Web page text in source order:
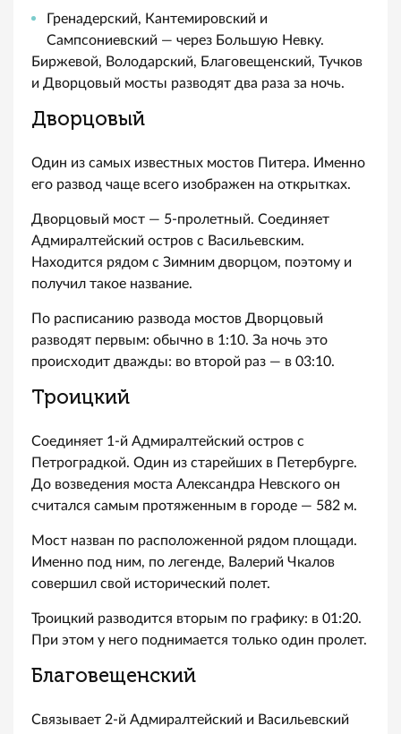
Гренадерский, Кантемировский и
Сампсониевский — через Большую Невку.
Биржевой, Володарский, Благовещенский, Тучков
и Дворцовый мосты разводят два раза за ночь.
Дворцовый
Один из самых известных мостов Питера. Именно
его развод чаще всего изображен на открытках.
Дворцовый мост — 5-пролетный. Соединяет
Адмиралтейский остров с Васильевским.
Находится рядом с Зимним дворцом, поэтому и
получил такое название.
По расписанию развода мостов Дворцовый
разводят первым: обычно в 1:10. За ночь это
происходит дважды: во второй раз — в 03:10.
Троицкий
Соединяет 1-й Адмиралтейский остров с
Петроградкой. Один из старейших в Петербурге.
До возведения моста Александра Невского он
считался самым протяженным в городе — 582 м.
Мост назван по расположенной рядом площади.
Именно под ним, по легенде, Валерий Чкалов
совершил свой исторический полет.
Троицкий разводится вторым по графику: в 01:20.
При этом у него поднимается только один пролет.
Благовещенский
Связывает 2-й Адмиралтейский и Васильевский